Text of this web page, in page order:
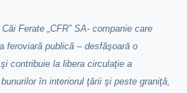
Ferate „CFR” SA- companie care
feroviară publică – desfăşoară o
contribuie la libera circulaţie a
în interiorul ţării şi peste graniţă,